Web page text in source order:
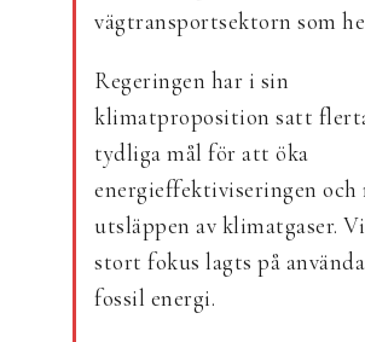
vägtransportsektorn som
Regeringen har i sin
klimatproposition satt
tydliga mål för att öka
energieffektiviseringen och
utsläppen av klimatgaser.
stort fokus lagts på
fossil energi.